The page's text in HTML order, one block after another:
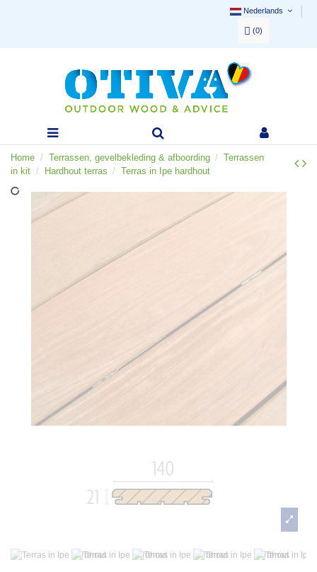
Nederlands
(0)
Home Terrassen, gevelbekleding & afboording
Terrassen
in kit
Hardhout terras Terras in Ipe hardhout